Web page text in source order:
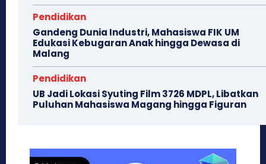
Pendidikan
Gandeng Dunia Industri, Mahasiswa FIK UM
Edukasi Kebugaran Anak hingga Dewasa di
Malang
Pendidikan
UB Jadi Lokasi Syuting Film 3726 MDPL, Libatkan
Puluhan Mahasiswa Magang hingga Figuran